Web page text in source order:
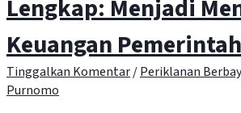
Lengkap: Menjadi
Keuangan Pemerintah
Tinggalkan Komentar/Periklanan
Purnomo